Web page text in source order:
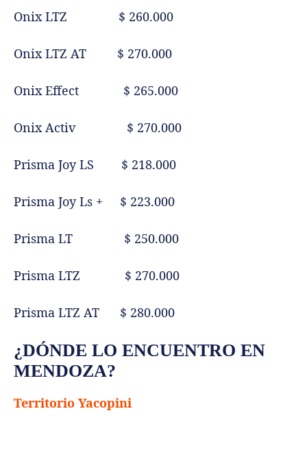
Onix LTZ $ 260.000
Onix LTZ AT $ 270.000
Onix Effect $ 265.000
Onix Activ $ 270.000
Prisma Joy LS $ 218.000
Prisma Joy Ls + $ 223.000
Prisma LT $ 250.000
Prisma LTZ $ 270.000
Prisma LTZ AT $ 280.000
¿DÓNDE LO ENCUENTRO EN
MENDOZA?
Territorio Yacopini